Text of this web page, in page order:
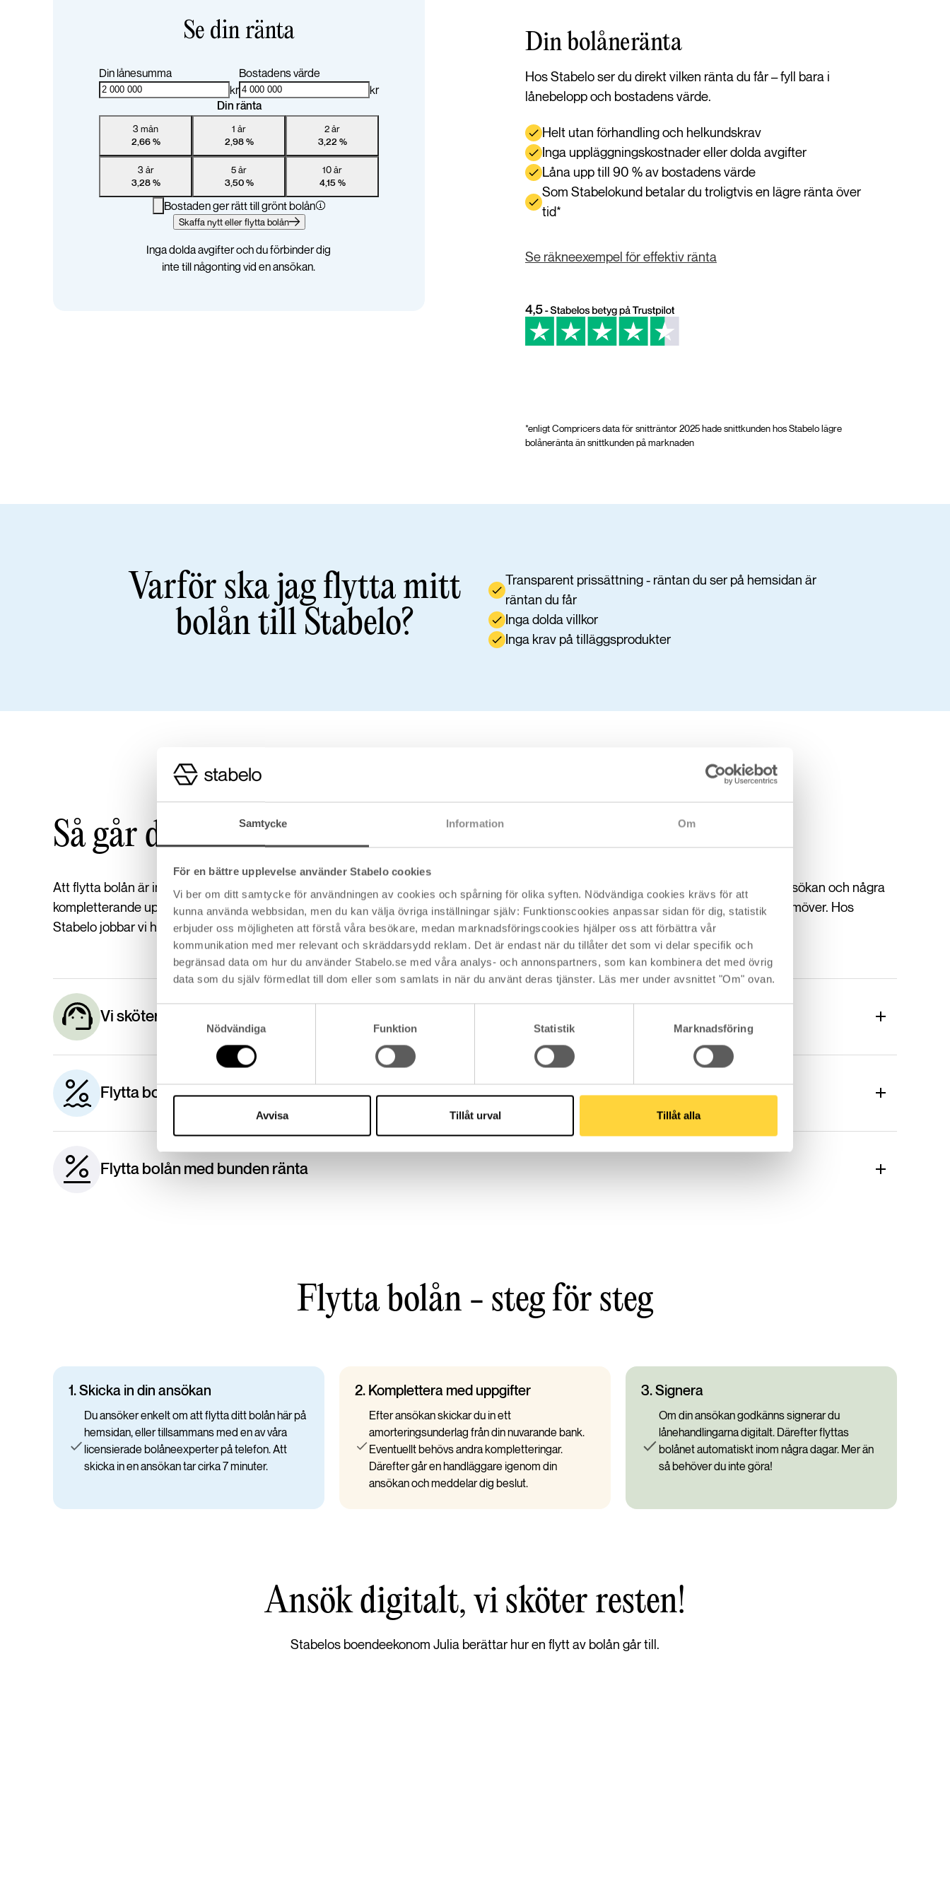
Samtycke Information Om
För en bättre upplevelse använder Stabelo cookies
Vi ber om ditt samtycke för användningen av cookies och spårning för olika syften. Nödvändiga cookies krävs för att
kunna använda webbsidan, men du kan välja övriga inställningar själv: Funktionscookies anpassar sidan för dig, statistik
erbjuder oss möjligheten att förstå våra besökare, medan marknadsföringscookies hjälper oss att förbättra vår
kommunikation med mer relevant och skräddarsydd reklam. Det är endast när du tillåter det som vi delar specifik och
begränsad data om hur du använder Stabelo.se med våra analys- och annonspartners, som kan kombinera det med övrig
data som du själv förmedlat till dom eller som samlats in när du använt deras tjänster. Läs mer under avsnittet "Om" ovan.
Samtyckesval
Nödvändiga
Funktion Statistik Marknadsföring
Avvisa Tillåt urval Tillåt alla
Din bolåneränta
Hos Stabelo ser du direkt vilken ränta du får – fyll bara i
lånebelopp och bostadens värde.
Helt utan förhandling och helkundskrav
Inga uppläggningskostnader eller dolda avgifter
Låna upp till 90 % av bostadens värde
Som Stabelokund betalar du troligtvis en lägre ränta över
tid*
Se räkneexempel för effektiv ränta
*enligt Compricers data för snitträntor 2025 hade snittkunden hos Stabelo lägre
bolåneränta än snittkunden på marknaden
Varför ska jag flytta mitt
bolån till Stabelo?
Transparent prissättning - räntan du ser på hemsidan är
räntan du får
Inga dolda villkor
Inga krav på tilläggsprodukter
Så går det till att flytta sitt bolån
Att flytta bolån är inte så svårt som många tror. I praktiken handlar det om några extra minuters skärmtid för att skicka in en bolåneansökan och några
kompletterande uppgifter. För många är det verkligen värt det, eftersom det kan innebära en lägre boendekostnad över en lång tid framöver. Hos
Stabelo jobbar vi hårt för att göra processen enkel och smidig, så att du kan byta långivare utan onödigt krångel.
Vi sköter det praktiska
Flytta bolån med rörlig ränta
Flytta bolån med bunden ränta
Flytta bolån - steg för steg
1.Skicka in din ansökan
Du ansöker enkelt om att flytta ditt bolån här på
hemsidan, eller tillsammans med en av våra
licensierade bolåneexperter på telefon. Att
skicka in en ansökan tar cirka 7 minuter.
2. Komplettera med uppgifter
Efter ansökan skickar du in ett
amorteringsunderlag från din nuvarande bank.
Eventuellt behövs andra kompletteringar.
Därefter går en handläggare igenom din
ansökan och meddelar dig beslut.
3.Signera
Om din ansökan godkänns signerar du
lånehandlingarna digitalt. Därefter flyttas
bolånet automatiskt inom några dagar. Mer än
så behöver du inte göra!
Ansök digitalt, vi sköter resten!
Stabelos boendeekonom Julia berättar hur en flytt av bolån går till.